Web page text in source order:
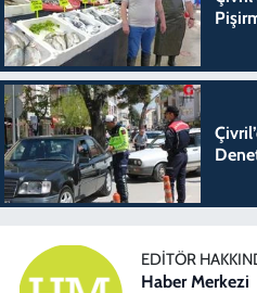
EDITÖR
Haber Merkezi